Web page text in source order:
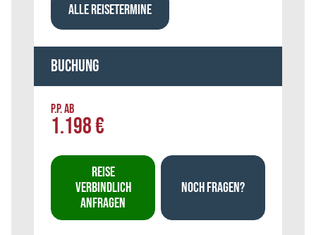
ALLE REISETERMINE
Buchung
P.P. AB
1.198 €
REISE
VERBINDLICH
ANFRAGEN
NOCH FRAGEN?